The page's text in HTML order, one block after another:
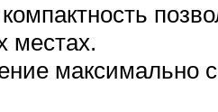
местах.
максимально